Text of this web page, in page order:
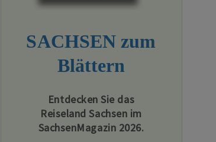
SACHSEN zum
Blättern
Entdecken Sie das
Reiseland Sachsen im
SachsenMagazin 2026.